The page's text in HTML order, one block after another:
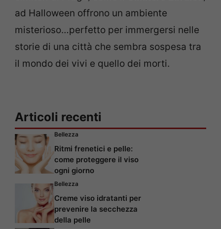
ad Halloween offrono un ambiente
misterioso…perfetto per immergersi nelle
storie di una città che sembra sospesa tra
il mondo dei vivi e quello dei morti.
Articoli recenti
Bellezza
Ritmi frenetici e pelle:
come proteggere il viso
ogni giorno
Bellezza
Creme viso idratanti per
prevenire la secchezza
della pelle